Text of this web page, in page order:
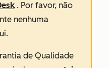
. Por favor, não
nenhuma
de Qualidade